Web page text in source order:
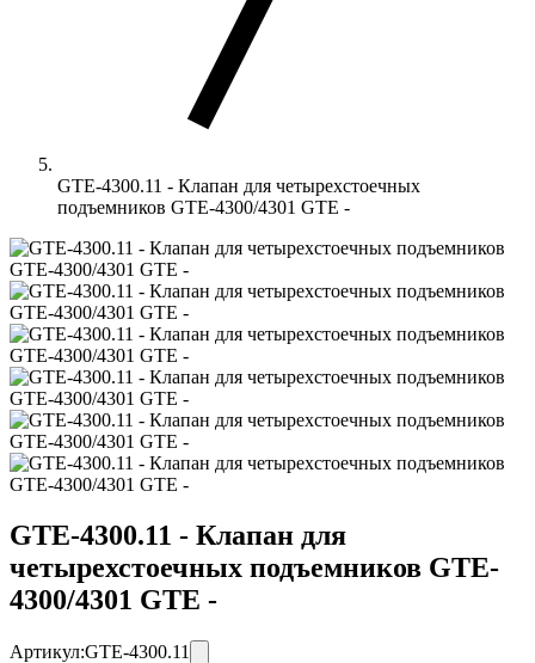
GTE-4300.11 - Клапан для четырехстоечных
подъемников GTE-4300/4301 GTE -
GTE-4300.11 - Клапан для
четырехстоечных подъемников GTE-
4300/4301 GTE -
Артикул:GTE-4300.11